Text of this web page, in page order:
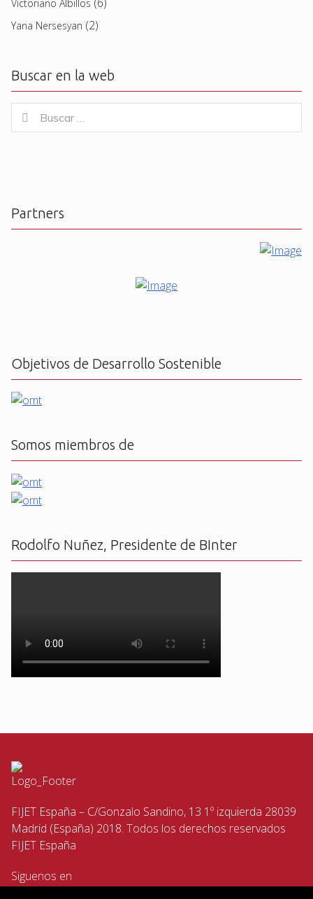
Victoriano Albillos
Yana Nersesyan (2)
Buscar en la web
for:
Buscar
Partners
Objetivos de Desarrollo Sostenible
Somos miembros de
Rodolfo Nuñez, Presidente de BInter
FIJET España – C/Gonzalo Sandino, 13 1º izquierda 28039
Madrid (España) 2018. Todos los derechos reservados
FIJET España
Siguenos en